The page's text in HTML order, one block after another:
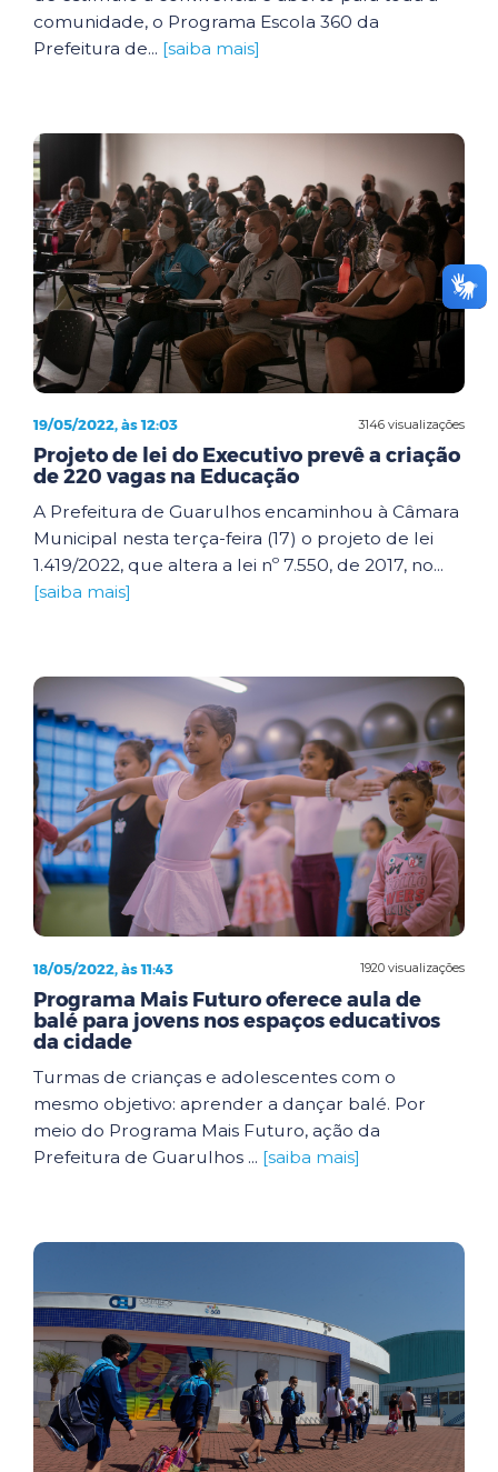
comunidade, o Programa Escola 360 da
Prefeitura de... [saiba mais]
3146 visualizações
19/05/2022, às 12:03
Projeto de lei do Executivo prevê a criação
de 220 vagas na Educação
A Prefeitura de Guarulhos encaminhou à Câmara
Municipal nesta terça-feira (17) o projeto de lei
1.419/2022, que altera a lei nº 7.550, de 2017, no...
[saiba mais]
1920 visualizações
18/05/2022, às 11:43
Programa Mais Futuro oferece aula de
balé para jovens nos espaços educativos
da cidade
Turmas de crianças e adolescentes com o
mesmo objetivo: aprender a dançar balé. Por
meio do Programa Mais Futuro, ação da
Prefeitura de Guarulhos ... [saiba mais]